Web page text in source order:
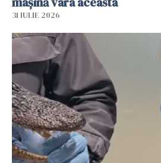
31 IULIE 2026